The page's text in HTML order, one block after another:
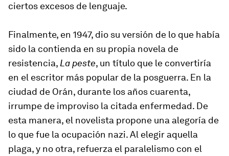
ciertos excesos de lenguaje.
Finalmente, en 1947, dio su versión de lo que había
sido la contienda en su propia novela de
resistencia, La peste, un título que le convertiría
en el escritor más popular de la posguerra. En la
ciudad de Orán, durante los años cuarenta,
irrumpe de improviso la citada enfermedad. De
esta manera, el novelista propone una alegoría de
lo que fue la ocupación nazi. Al elegir aquella
plaga, y no otra, refuerza el paralelismo con el